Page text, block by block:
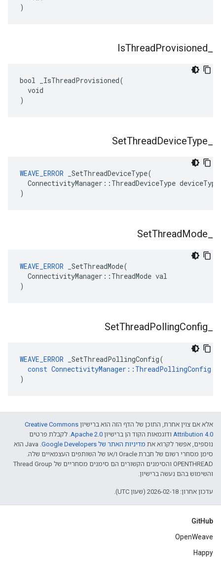
)
IsThreadProvisioned
bool _IsThreadProvisioned(
  void
)
SetThreadDeviceType
WEAVE_ERROR _SetThreadDeviceType(
  ConnectivityManager::ThreadDeviceType deviceType
)
SetThreadMode
WEAVE_ERROR _SetThreadMode(
  ConnectivityManager::ThreadMode val
)
SetThreadPollingConfig
WEAVE_ERROR _SetThreadPollingConfig(
const ConnectivityManager :: ThreadPollingConfig
)
אלא אם צוין אחרת, התוכן של הדף הזה הוא ברישיון Creative Commons
Attribution 4.0‏ ודוגמאות הקוד הן ברישיון Apache 2.0‏. לקבלת פרטים
נוספים, אפשר לקרוא את מדיניות האתר של Google Developers‏
.‏ Java הוא
סימן מסחרי רשום של חברת Oracle ו/או של השותפים העצמאיים שלה.
‫OPENTHREAD והסימנים הקשורים הם סימנים מסחריים של Thread Group
והשימוש בהם נעשה ברישיון.
עדכון אחרון: 2026-02-18 (שעון UTC).
GitHub
OpenWeave
Happy